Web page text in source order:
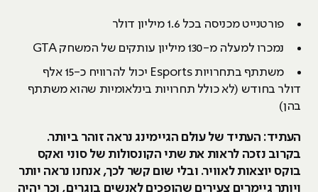
פורטנייט מכניסה בכל 1.6 מיליון דולר
נמכרו למעלה מ-130 מיליון עותקים של המשחק GTA
משתתף בתחרויות Esports יכול להרוויח כ-15 אלף
דולר בחודש (לא כולל תחרויות בינלאומיות שהוא משתתף
בהן)
העתיד: העתיד של עולם הגיימינג נראה זוהר ביותר.
בקרוב נזכה לראות את שתי הקונסולות של סוני ואקס
בוקס יוצאות לאוויר. ובלי שום קשר לכך, אנחנו נראה יותר
ויותר גיימרים צעירים שהופכים לאנשים בוגרים, וכך יהיה